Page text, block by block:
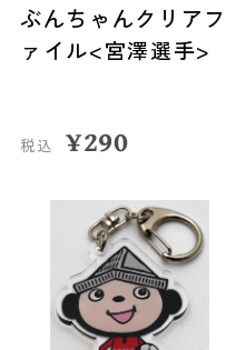
ぶんちゃんクリアフ
ァイル<宮澤選手>
税込 ¥290